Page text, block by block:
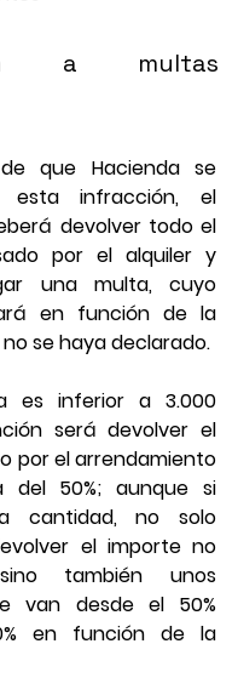
a multas
que Hacienda se
infracción, el
devolver todo el
por el alquiler y
una multa, cuyo
en función de la
se haya declarado.
es inferior a 3.000
será devolver el
por el arrendamiento
50%; aunque si
cantidad, no solo
el importe no
también unos
van desde el 50%
en función de la